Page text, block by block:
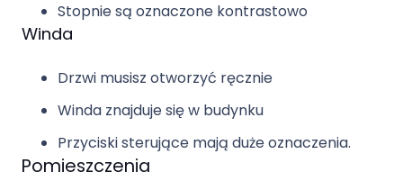
Stopnie są oznaczone kontrastowo
Winda
Drzwi musisz otworzyć ręcznie
Winda znajduje się w budynku
Przyciski sterujące mają duże oznaczenia.
Pomieszczenia